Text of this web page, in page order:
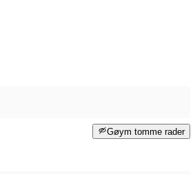
Gøym tomme rader